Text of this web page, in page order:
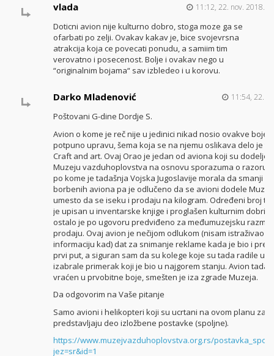
vlada 11:12, 22. nov. 2018.
Doticni avion nije kulturno dobro, stoga moze ga se
ofarbati po zelji. Ovakav kakav je, bice svojevrsna
atrakcija koja ce povecati ponudu, a samiim tim
verovatno i posecenost. Bolje i ovakav nego u
“originalnim bojama“ sav izbledeo i u korovu.
Darko Mladenović 11:54, 22.
Poštovani G-dine Dordje S.
Avion o kome je reč nije u jedinici nikad nosio ovakve boje i
potpuno upravu, šema koja se na njemu oslikava delo je
Craft and art. Ovaj Orao je jedan od aviona koji su
Muzeju vazduhoplovstva na osnovu sporazuma o
po kome je tadašnja Vojska Jugoslavije morala da smanji
borbenih aviona pa je odlučeno da se avioni dodele
umesto da se iseku i prodaju na kilogram. Određeni broj
je upisan u inventarske knjige i proglašen kulturnim
ostalo je po ugovoru predviđeno za međumuzejsku
prodaju. Ovaj avion je nečijom odlukom (nisam istraživao
informaciju kad) dat za snimanje reklame kada je bio i
prvi put, a siguran sam da su kolege koje su tada radile u
izabrale primerak koji je bio u najgorem stanju. Avion tada
vraćen u prvobitne boje, smešten je iza zgrade Muzeja.
Da odgovorim na Vaše pitanje
Samo avioni i helikopteri koji su ucrtani na ovom planu za
predstavljaju deo izložbene postavke (spoljne).
https://www.muzejvazduhoplovstva.org.rs/
jez=sr&id=1